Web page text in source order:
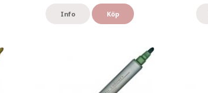
Info Köp